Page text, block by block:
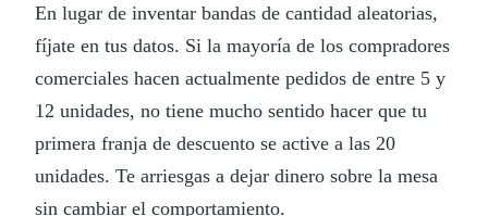
En lugar de inventar bandas de cantidad aleatorias,
fíjate en tus datos. Si la mayoría de los compradores
comerciales hacen actualmente pedidos de entre 5 y
12 unidades, no tiene mucho sentido hacer que tu
primera franja de descuento se active a las 20
unidades. Te arriesgas a dejar dinero sobre la mesa
sin cambiar el comportamiento.